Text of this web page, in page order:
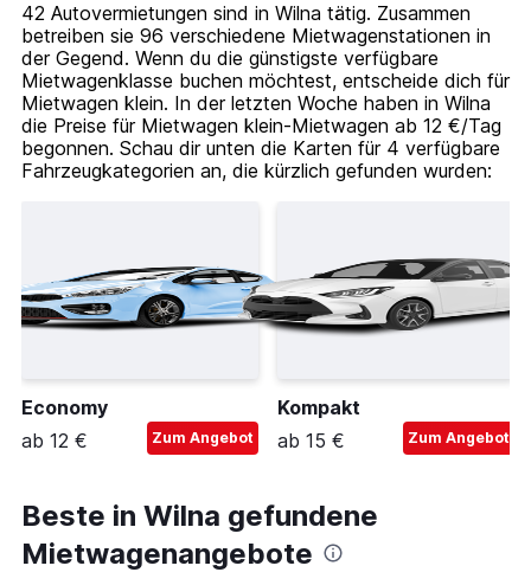
42 Autovermietungen sind in Wilna tätig. Zusammen
betreiben sie 96 verschiedene Mietwagenstationen in
der Gegend. Wenn du die günstigste verfügbare
Mietwagenklasse buchen möchtest, entscheide dich für
Mietwagen klein. In der letzten Woche haben in Wilna
die Preise für Mietwagen klein-Mietwagen ab 12 €/Tag
begonnen. Schau dir unten die Karten für 4 verfügbare
Fahrzeugkategorien an, die kürzlich gefunden wurden:
Economy
ab 12 €
Zum Angebot
Kompakt
ab 15 €
Zum Angebot
Beste in Wilna gefundene
Mietwagenangebote